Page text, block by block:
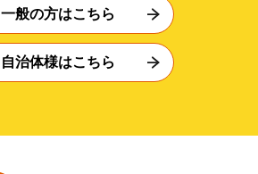
一般の方はこちら
自治体様はこちら